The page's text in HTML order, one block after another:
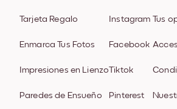
Tarjeta Regalo
Enmarca Tus Fotos
Impresiones en Lienzo
Paredes de Ensueño
Instagram
Facebook
Tiktok
Pinterest
Tus